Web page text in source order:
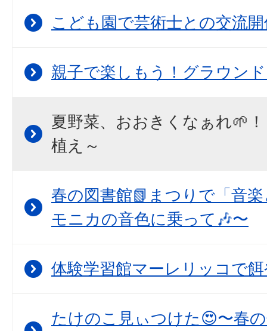
こども園で芸術士との交流
親子で楽しもう！グラウン
夏野菜、おおきくなぁれ🌱
植え～
春の図書館📗まつりで「音
モニカの音色に乗って🎶〜
体験学習館マーレリッコで
たけのこ見ぃつけた😍〜春